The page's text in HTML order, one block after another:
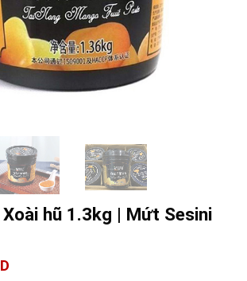
hũ 1.3kg | Mứt Sesini